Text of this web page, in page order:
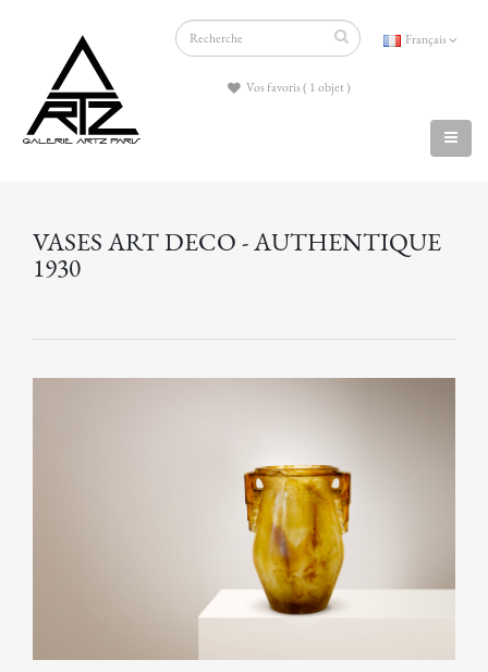
Français
Vos favoris ( 1 objet )
VASES ART DECO - AUTHENTIQUE
1930